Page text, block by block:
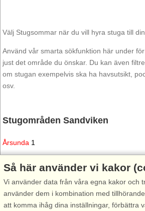
Välj Stugsommar när du vill hyra stuga till
Använd vår smarta sökfunktion här under
just det område du önskar. Du kan även
om stugan exempelvis ska ha havsutsikt,
osv.
Stugområden Sandviken
Årsunda 1
Topp-attraktioner i området
Kungsberget
Naturum Färnebofjärden
Så här använder vi kakor
Vi använder data från våra egna kakor och
använder dem i kombination med
att komma ihåg dina inställningar, förbättra